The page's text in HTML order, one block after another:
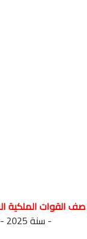
القوات الملكية
- سنة 2025 -